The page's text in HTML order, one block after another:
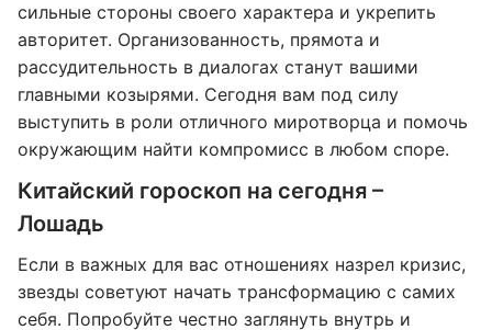
сильные стороны своего характера и укрепить
авторитет. Организованность, прямота и
рассудительность в диалогах станут вашими
главными козырями. Сегодня вам под силу
выступить в роли отличного миротворца и помочь
окружающим найти компромисс в любом споре.
Китайский гороскоп на сегодня –
Лошадь
Если в важных для вас отношениях назрел кризис,
звезды советуют начать трансформацию с самих
себя. Попробуйте честно заглянуть внутрь и